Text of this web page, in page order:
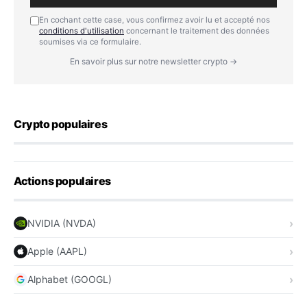
En cochant cette case, vous confirmez avoir lu et accepté nos
conditions d'utilisation concernant le traitement des données
soumises via ce formulaire.
En savoir plus sur notre newsletter crypto →
Crypto populaires
Actions populaires
NVIDIA (NVDA)
Apple (AAPL)
Alphabet (GOOGL)